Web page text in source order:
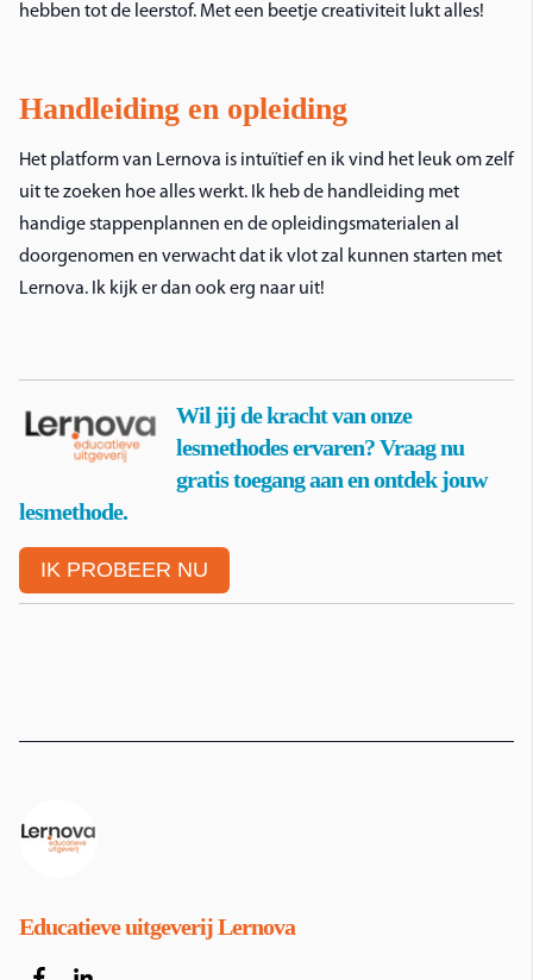
hebben tot de leerstof. Met een beetje creativiteit lukt alles!
Handleiding en opleiding
Het platform van Lernova is intuïtief en ik vind het leuk om zelf
uit te zoeken hoe alles werkt. Ik heb de handleiding met
handige stappenplannen en de opleidingsmaterialen al
doorgenomen en verwacht dat ik vlot zal kunnen starten met
Lernova. Ik kijk er dan ook erg naar uit!
Wil jij de kracht van onze
lesmethodes ervaren? Vraag nu
gratis toegang aan en ontdek jouw
lesmethode.
IK PROBEER NU
Educatieve uitgeverij Lernova